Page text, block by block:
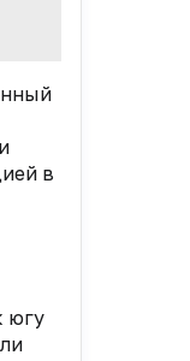
в
югу